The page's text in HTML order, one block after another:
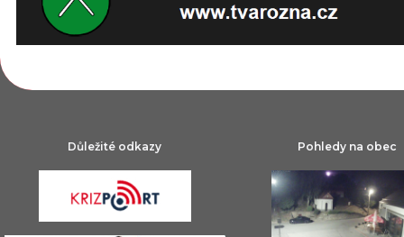
Důležité odkazy Pohledy na obec